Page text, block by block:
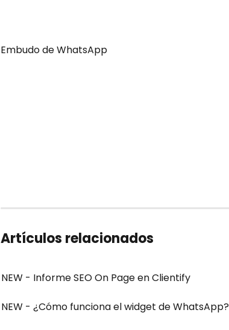
Embudo de WhatsApp
Artículos relacionados
NEW - Informe SEO On Page en Clientify
NEW - ¿Cómo funciona el widget de WhatsApp?